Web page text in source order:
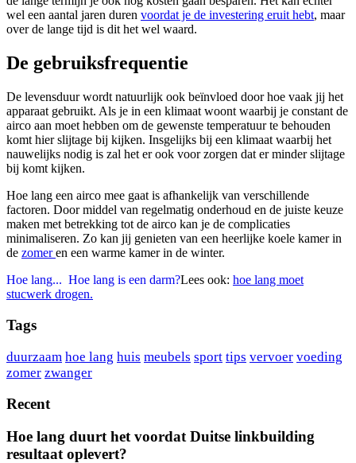
wel een aantal jaren duren voordat je de investering eruit hebt, maar
over de lange tijd is dit het wel waard.
De gebruiksfrequentie
De levensduur wordt natuurlijk ook beïnvloed door hoe vaak jij het
apparaat gebruikt. Als je in een klimaat woont waarbij je constant de
airco aan moet hebben om de gewenste temperatuur te behouden
komt hier slijtage bij kijken. Insgelijks bij een klimaat waarbij het
nauwelijks nodig is zal het er ook voor zorgen dat er minder slijtage
bij komt kijken.
Hoe lang een airco mee gaat is afhankelijk van verschillende
factoren. Door middel van regelmatig onderhoud en de juiste keuze
maken met betrekking tot de airco kan je de complicaties
minimaliseren. Zo kan jij genieten van een heerlijke koele kamer in
de zomeren een warme kamer in de winter.
Hoe lang... Hoe lang is een darm?Lees ook: hoe lang moet
stucwerk drogen.
Tags
duurzaam hoe lang huis meubels sport tips vervoer voeding
zomer zwanger
Recent
Hoe lang duurt het voordat Duitse linkbuilding
resultaat oplevert?